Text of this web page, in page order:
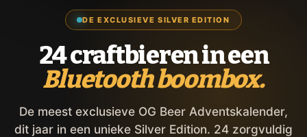
DE EXCLUSIEVE SILVER EDITION
24 craftbieren in een
Bluetooth boombox.
De meest exclusieve OG Beer Adventskalender,
dit jaar in een unieke Silver Edition. 24 zorgvuldig